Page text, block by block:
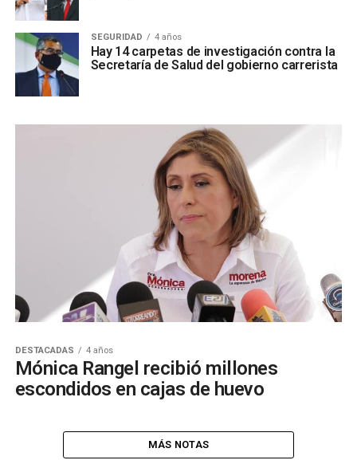
SEGURIDAD 4 años
Hay 14 carpetas de investigación contra la
Secretaría de Salud del gobierno carrerista
DESTACADAS 4 años
Mónica Rangel recibió millones
escondidos en cajas de huevo
MÁS NOTAS